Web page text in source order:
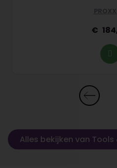
Alles bekijken van